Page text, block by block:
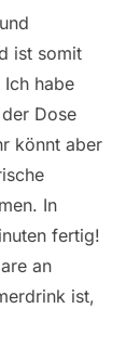
ist somit
habe
Dose
könnt aber
In
fertig!
an
ist,